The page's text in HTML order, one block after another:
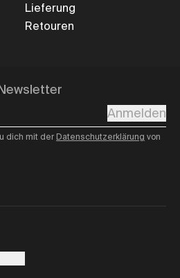
Lieferung
Retouren
Anmelden
dich mit der Datenschutzerklärung von